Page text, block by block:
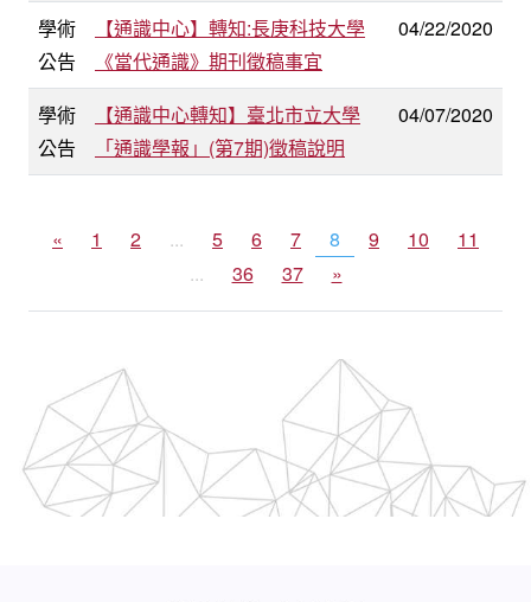
學術
公告
【通識中心】轉知:長庚科技大學
《當代通識》期刊徵稿事宜
04/22/2020
學術
公告
【通識中心轉知】臺北市立大學
「通識學報」(第7期)徵稿說明
04/07/2020
« 1 2 ... 5 6 7 8 9 10
11
...
36 37 »